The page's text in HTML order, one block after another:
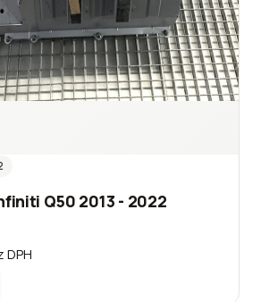
Q50 2013 - 2022
DPH